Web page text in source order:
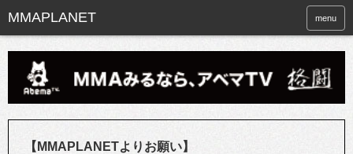
menu
【MMAPLANETよりお願い】